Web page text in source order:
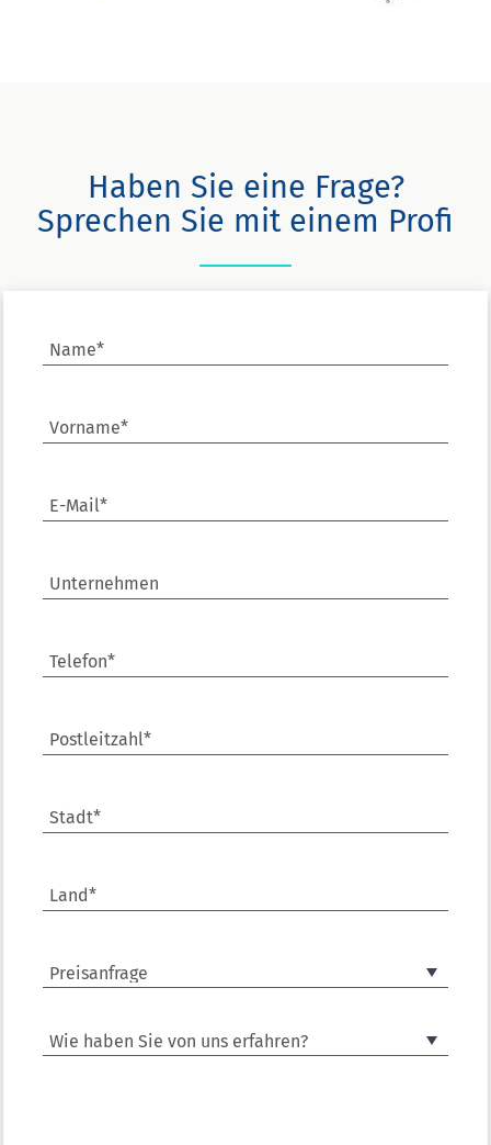
Haben Sie eine Frage?
Sprechen Sie mit einem Profi
Name*
Vorname*
E-Mail*
Unternehmen
Telefon*
Postleitzahl*
Stadt*
Land*